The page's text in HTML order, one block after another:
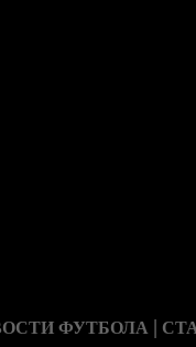
ФУТБОЛА |